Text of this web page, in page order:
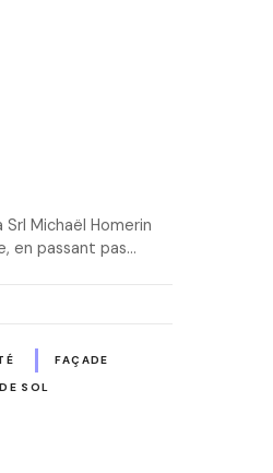
Michaël Homerin
en passant pas…
FAÇADE
SOL